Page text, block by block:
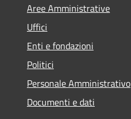
Aree Amministrative
Uffici
Enti e fondazioni
Politici
Personale Amministrativo
Documenti e dati